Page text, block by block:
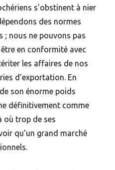
s’obstinent à nier
des normes
; nous ne pouvons pas
en conformité avec
les affaires de nos
d’exportation. En
son énorme poids
définitivement comme
où trop de ses
qu’un grand marché